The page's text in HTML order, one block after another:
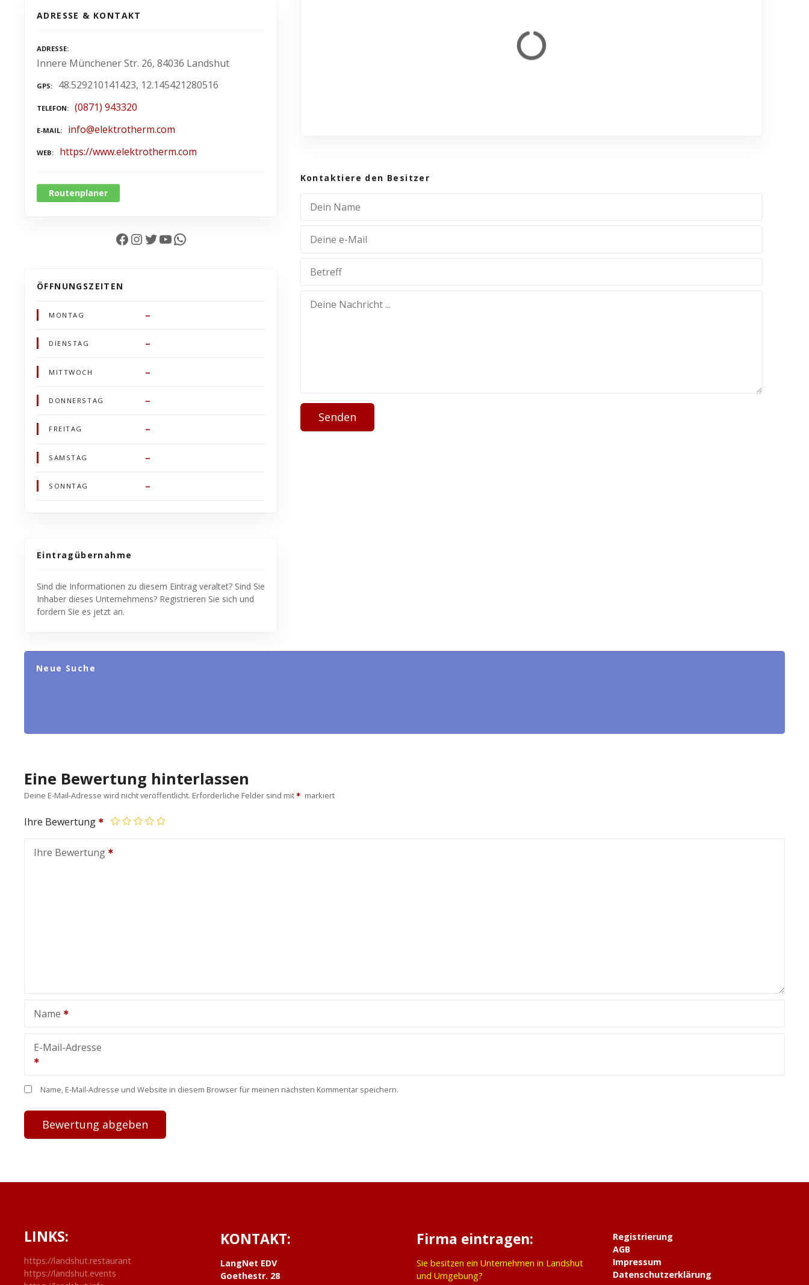
ADRESSE & KONTAKT
ADRESSE
Innere Münchener Str. 26, 84036 Landshut
GPS 48.529210141423, 12.145421280516
TELEFON (0871) 943320
E-MAIL info@elektrotherm.com
WEB https://www.elektrotherm.com
Routenplaner
Facebook InstagramTwitter YouTube WhatsApp
ÖFFNUNGSZEITEN
MONTAG –
DIENSTAG –
MITTWOCH –
DONNERSTAG –
FREITAG –
SAMSTAG –
SONNTAG –
Eintragübernahme
Sind die Informationen zu diesem Eintrag veraltet? Sind Sie
Inhaber dieses Unternehmens? Registrieren Sie sich und
fordern Sie es jetzt an.
Kontaktiere den Besitzer
Senden
Neue Suche
Eine Bewertung hinterlassen
Deine E-Mail-Adresse wird nicht veröffentlicht. Erforderliche Felder sind mit markiert
Ihre Bewertung
Ihre Bewertung
Name
E-Mail-Adresse
Name, E-Mail-Adresse und Website in diesem Browser für meinen nächsten Kommentar speichern.
LINKS:
https://landshut.restaurant
https://landshut.events
KONTAKT:
LangNet EDV
Goethestr. 28
Firma eintragen:
Sie besitzen ein Unternehmen in Landshut
und Umgebung?
Registrierung
AGB
Impressum
Datenschutzerklärung